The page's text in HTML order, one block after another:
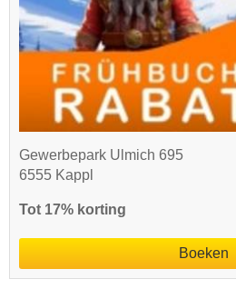
Gewerbepark Ulmich 695
6555 Kappl
Tot 17% korting
Boeken